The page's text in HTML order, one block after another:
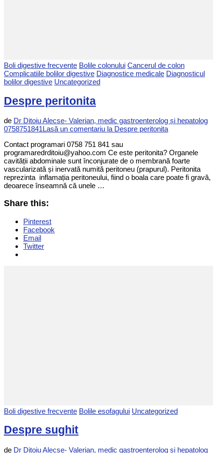
Boli digestive frecvente Bolile colonului Cancerul de colon
Complicatiile bolilor digestive Diagnostice medicale Diagnosticul
bolilor digestive Uncategorized
Despre peritonita
de Dr Ditoiu Alecse- Valerian, medic gastroenterolog și hepatolog
0758751841Lasă un comentariu la Despre peritonita
Contact programari 0758 751 841 sau
programaredrditoiu@yahoo.com Ce este peritonita? Organele
cavității abdominale sunt înconjurate de o membrană foarte
vascularizată și inervată numită peritoneu (prapurul). Peritonita
reprezinta inflamația peritoneului, fiind o boala care poate fi gravă,
deoarece înseamnă că unele …
Share this:
Pinterest
Facebook
Email
Twitter
Boli digestive frecvente Bolile esofagului Uncategorized
Despre sughit
de Dr Ditoiu Alecse- Valerian, medic gastroenterolog și hepatolog